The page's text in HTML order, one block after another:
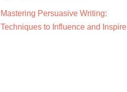
Mastering Persuasive Writing:
Techniques to Influence and Inspire